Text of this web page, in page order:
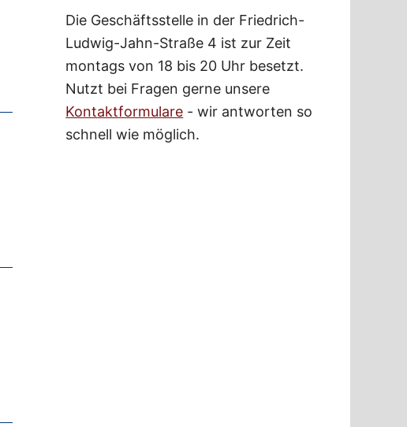
Die Geschäftsstelle in der Friedrich-
Ludwig-Jahn-Straße 4 ist zur Zeit
montags von 18 bis 20 Uhr besetzt.
Nutzt bei Fragen gerne unsere
Kontaktformulare - wir antworten so
schnell wie möglich.